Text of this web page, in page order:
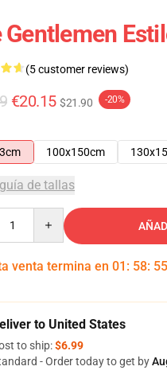
Gentlemen
(5 customer reviews)
€20.15 $21.90 -20%
100x150cm
de tallas
venta termina en 01 : 58: 54
to United States
to ship:$6.99
- Order today to get by